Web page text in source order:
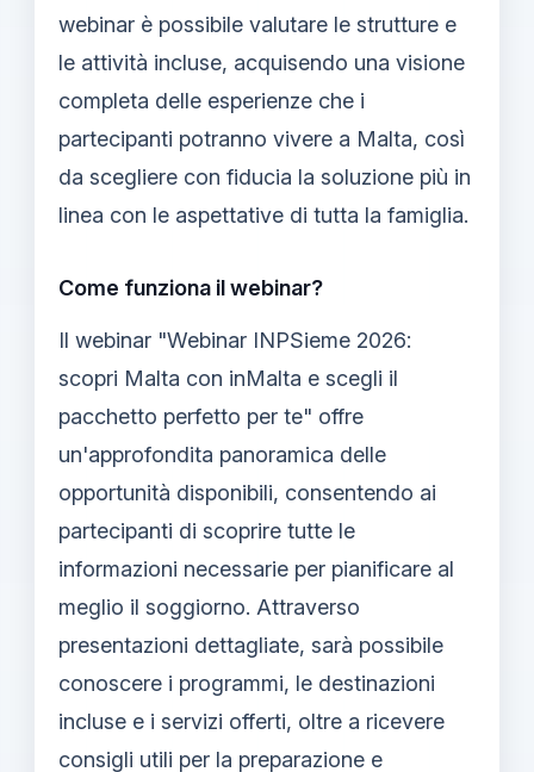
webinar è possibile valutare le strutture e
le attività incluse, acquisendo una visione
completa delle esperienze che i
partecipanti potranno vivere a Malta, così
da scegliere con fiducia la soluzione più in
linea con le aspettative di tutta la famiglia.
Come funziona il webinar?
Il webinar "Webinar INPSieme 2026:
scopri Malta con inMalta e scegli il
pacchetto perfetto per te" offre
un'approfondita panoramica delle
opportunità disponibili, consentendo ai
partecipanti di scoprire tutte le
informazioni necessarie per pianificare al
meglio il soggiorno. Attraverso
presentazioni dettagliate, sarà possibile
conoscere i programmi, le destinazioni
incluse e i servizi offerti, oltre a ricevere
consigli utili per la preparazione e